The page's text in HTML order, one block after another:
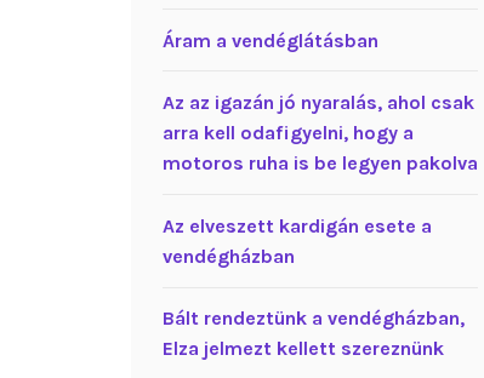
Áram a vendéglátásban
Az az igazán jó nyaralás, ahol csak
arra kell odafigyelni, hogy a
motoros ruha is be legyen pakolva
Az elveszett kardigán esete a
vendégházban
Bált rendeztünk a vendégházban,
Elza jelmezt kellett szereznünk